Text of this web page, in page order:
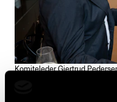
Komiteleder Gjertrud